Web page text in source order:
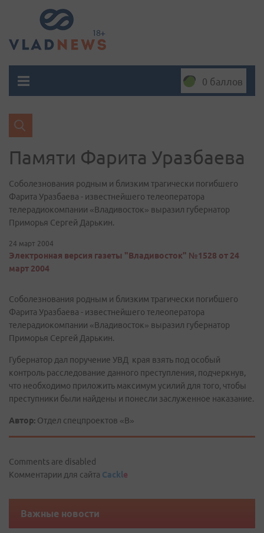
0 баллов
Памяти Фарита Уразбаева
Соболезнования родным и близким трагически погибшего
Фарита Уразбаева - известнейшего телеоператора
телерадиокомпании «Владивосток» выразил губернатор
Приморья Сергей Дарькин.
24 март 2004
Электронная версия газеты "Владивосток" №1528 от 24
март 2004
Соболезнования родным и близким трагически погибшего
Фарита Уразбаева - известнейшего телеоператора
телерадиокомпании «Владивосток» выразил губернатор
Приморья Сергей Дарькин.
Губернатор дал поручение УВД края взять под особый
контроль расследование данного преступления, подчеркнув,
что необходимо приложить максимум усилий для того, чтобы
преступники были найдены и понесли заслуженное наказание.
Автор: Отдел спецпроектов «В»
Comments are disabled
Комментарии для сайта Cackle
Важные новости